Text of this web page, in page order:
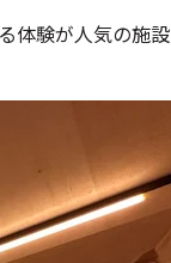
体験が人気の施設